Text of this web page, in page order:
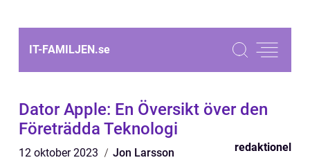
IT-FAMILJEN.se
Dator Apple: En Översikt över den
Företrädda Teknologi
12 oktober 2023 Jon Larsson redaktionel